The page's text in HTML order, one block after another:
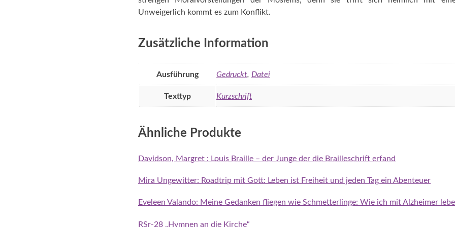
Unweigerlich kommt es zum Konflikt.
Zusätzliche Information
Ausführung Gedruckt, Datei
Texttyp Kurzschrift
Ähnliche Produkte
Davidson, Margret : Louis Braille – der Junge der die Brailleschrift erfand
Mira Ungewitter: Roadtrip mit Gott: Leben ist Freiheit und jeden Tag ein Abenteuer
Eveleen Valando: Meine Gedanken fliegen wie Schmetterlinge: Wie ich mit Alzheimer lebe
RSr-28 „Hymnen an die Kirche“